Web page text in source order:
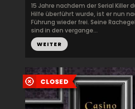
15 Jahre nachdem der Serial Killer
Hilfe überführt wurde, ist er nun
Führung wieder frei. Seine
sind in den vergange...
WEITER